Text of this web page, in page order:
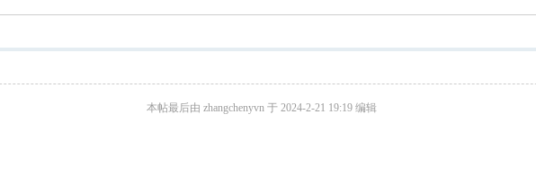
本帖最后由 zhangchenyvn 于 2024-2-21 19:19 编辑